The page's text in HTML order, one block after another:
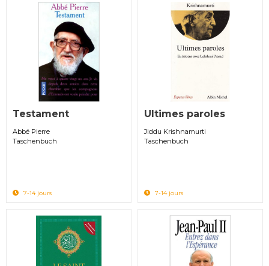
Testament
Abbé Pierre
Taschenbuch
7-14 jours
Ultimes paroles
Jiddu Krishnamurti
Taschenbuch
7-14 jours